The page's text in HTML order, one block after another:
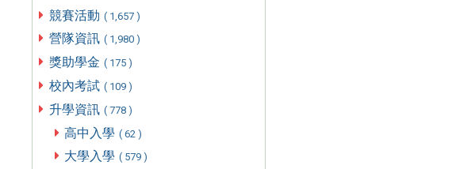
競賽活動 ( 1,657 )
營隊資訊 ( 1,980 )
獎助學金 ( 175 )
校內考試 ( 109 )
升學資訊 ( 778 )
高中入學 ( 62 )
大學入學 ( 579 )